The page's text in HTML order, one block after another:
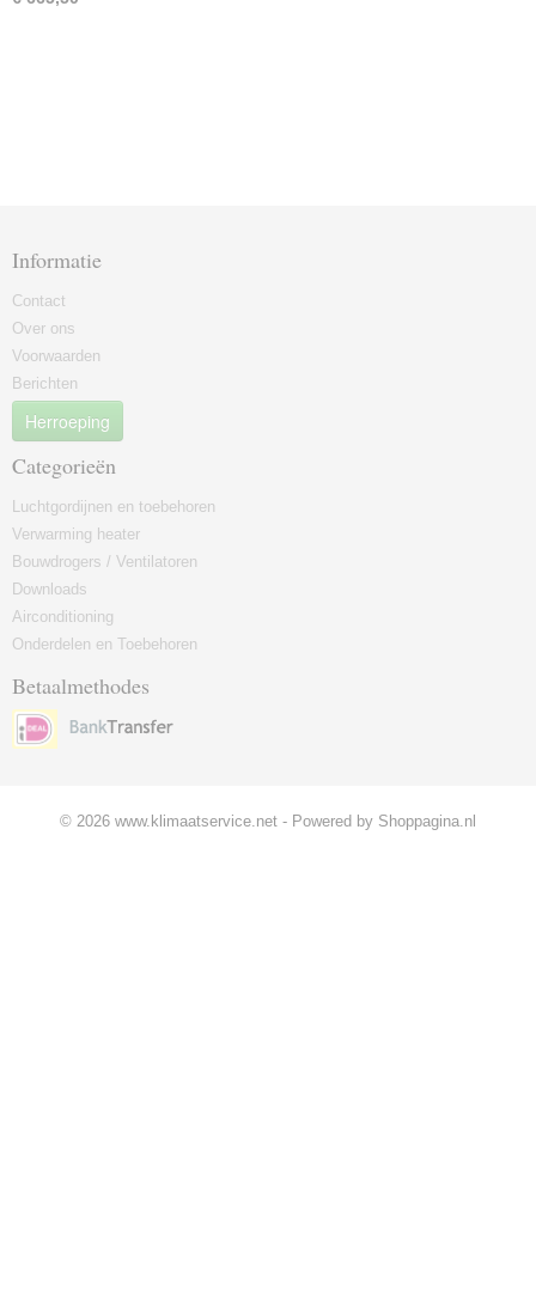
Informatie
Contact
Over ons
Voorwaarden
Berichten
Herroeping
Categorieën
Luchtgordijnen en toebehoren
Verwarming heater
Bouwdrogers / Ventilatoren
Downloads
Airconditioning
Onderdelen en Toebehoren
Betaalmethodes
© 2026 www.klimaatservice.net - Powered by Shoppagina.nl